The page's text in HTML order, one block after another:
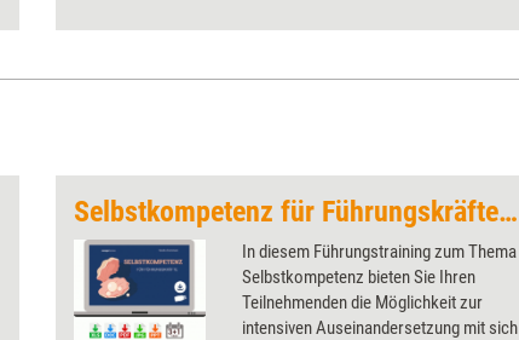
wieder in den Hallen der
Selbstkompetenz für Führungskräfte (Trainingskonzept)
In diesem Führungstraining zum Thema
Selbstkompetenz bieten Sie Ihren
Teilnehmenden die Möglichkeit zur
intensiven Auseinandersetzung mit sich